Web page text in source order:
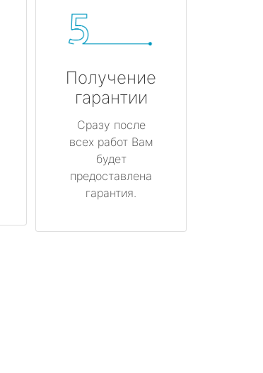
Получение
гарантии
Сразу после
всех работ Вам
будет
предоставлена
гарантия.